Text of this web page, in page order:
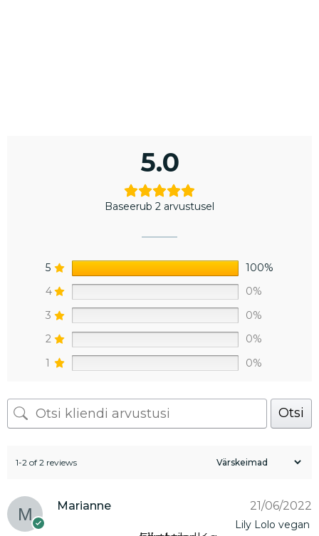
5.0
Baseerub 2 arvustusel
5
100%
4
0%
3
0%
2
0%
1
0%
Otsi
1-2 of 2 reviews
Marianne 21/06/2022
Lily Lolo vegan